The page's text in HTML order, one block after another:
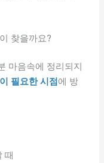
찾을까요?
마음속에 정리되지
필요한 시점에 방
때